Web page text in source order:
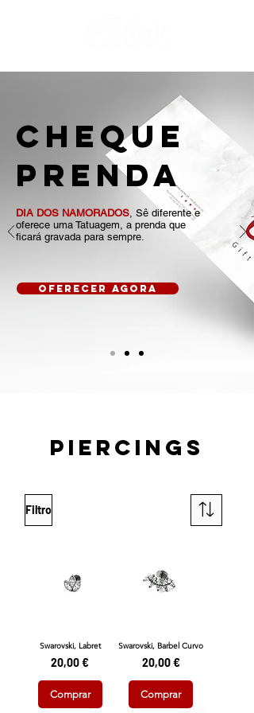
Cheque
Prenda
DIA DOS NAMORADOS, Sê diferente e
oferece uma Tatuagem, a prenda que
ficará gravada para sempre.
oferecer agora
PIERciNGS
Filtro
Swarovski, Labret
Preço
20,00 €
Comprar
Swarovski, Barbel Curvo
Preço
20,00 €
Comprar